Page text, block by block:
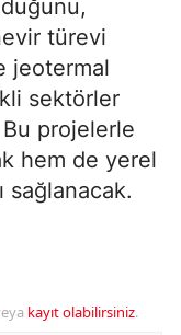
türevi
jeotermal
sektörler
projelerle
hem de yerel
sağlanacak.
kayıt olabilirsiniz.